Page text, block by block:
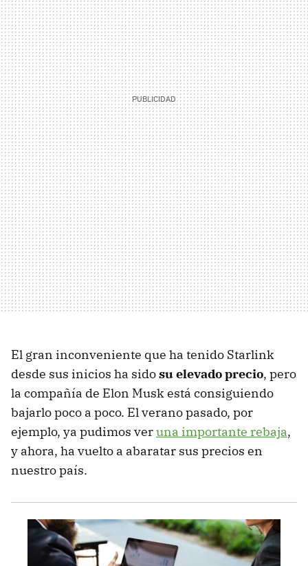
El gran inconveniente que ha tenido Starlink
desde sus inicios ha sidosu elevado precio, pero
la compañía de Elon Musk está consiguiendo
bajarlo poco a poco. El verano pasado, por
ejemplo, ya pudimos veruna importante rebaja,
y ahora, ha vuelto a abaratar sus precios en
nuestro país.